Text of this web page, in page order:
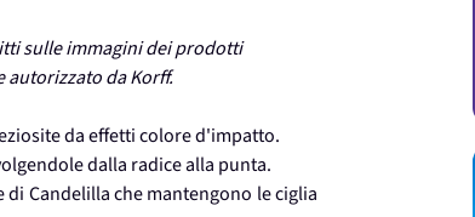
sulle immagini dei prodotti
autorizzato da Korff.
da effetti colore d'impatto.
dalla radice alla punta.
di Candelilla che mantengono le ciglia